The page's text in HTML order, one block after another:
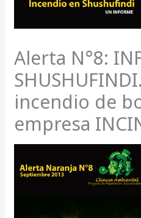
Alerta N°8:
incendio de
empresa